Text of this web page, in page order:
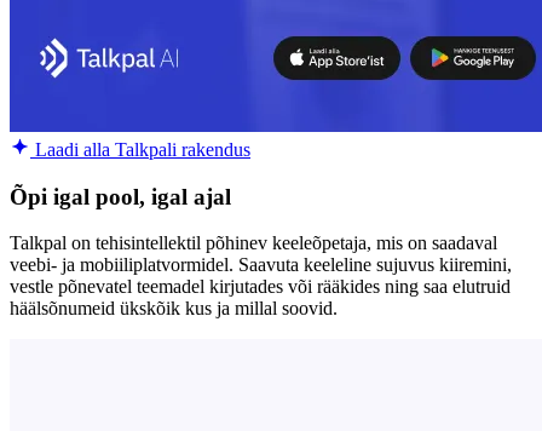
Laadi alla Talkpali rakendus
Õpi igal pool, igal ajal
Talkpal on tehisintellektil põhinev keeleõpetaja, mis on saadaval
veebi- ja mobiiliplatvormidel. Saavuta keeleline sujuvus kiiremini,
vestle põnevatel teemadel kirjutades või rääkides ning saa elutruid
häälsõnumeid ükskõik kus ja millal soovid.